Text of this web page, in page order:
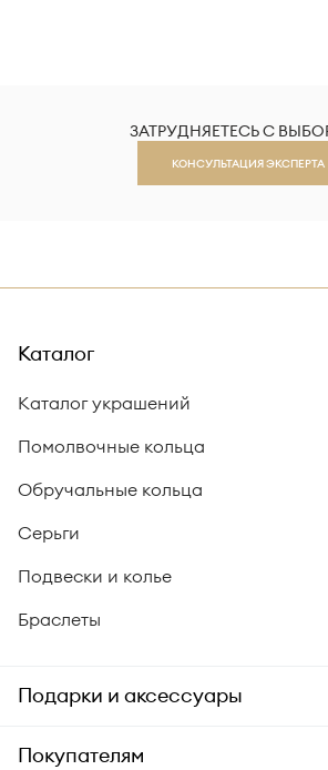
ЗАТРУДНЯЕТЕСЬ С
КОНСУЛЬТАЦИЯ ЭКСПЕРТА
Каталог
Каталог украшений
Помолвочные кольца
Обручальные кольца
Серьги
Подвески и колье
Браслеты
Подарки и аксессуары
Подарки
Покупателям